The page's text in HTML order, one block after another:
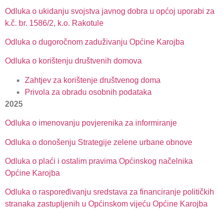
Odluka o ukidanju svojstva javnog dobra u općoj uporabi za
k.č. br. 1586/2, k.o. Rakotule
Odluka o dugoročnom zaduživanju Općine Karojba
Odluka o korištenju društvenih domova
Zahtjev za korištenje društvenog doma
Privola za obradu osobnih podataka
2025
Odluka o imenovanju povjerenika za informiranje
Odluka o donošenju Strategije zelene urbane obnove
Odluka o plaći i ostalim pravima Općinskog načelnika
Općine Karojba
Odluka o raspoređivanju sredstava za financiranje političkih
stranaka zastupljenih u Općinskom vijeću Općine Karojba